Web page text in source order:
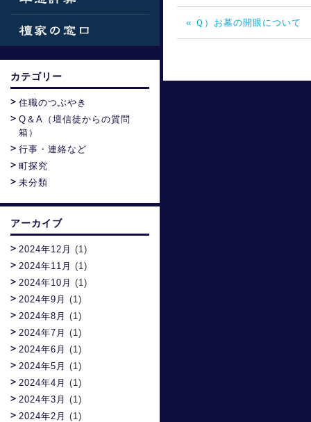
« Ｑ）お墓の開眼について
カテゴリー
住職のつぶやき
Q＆A（壇信徒からの質問
箱）
行事・連絡など
町探究
未分類
アーカイブ
2024年12月 (1)
2024年11月 (1)
2024年10月 (1)
2024年9月 (1)
2024年8月 (1)
2024年7月 (1)
2024年6月 (1)
2024年5月 (1)
2024年4月 (1)
2024年3月 (1)
2024年2月 (1)